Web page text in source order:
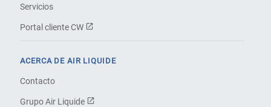
Servicios
Portal cliente CW
ACERCA DE AIR LIQUIDE
Contacto
Grupo Air Liquide